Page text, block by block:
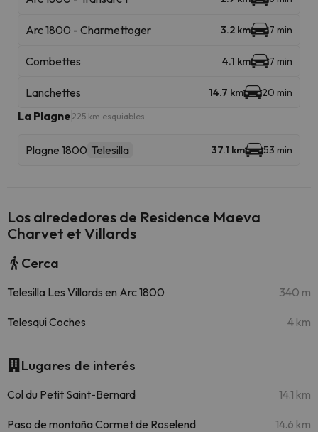
Arc 1800 - Charmettoger 3.2 km 7 min
Combettes 4.1 km 7 min
Lanchettes 14.7 km 20 min
La Plagne 225 km esquiables
Plagne 1800 Telesilla 37.1 km 53 min
Los alrededores de Residence Maeva
Charvet et Villards
Cerca
Telesilla Les Villards en Arc 1800 340 m
Telesquí Coches 4 km
Lugares de interés
Col du Petit Saint-Bernard 14.1 km
Paso de montaña Cormet de Roselend 14.6 km